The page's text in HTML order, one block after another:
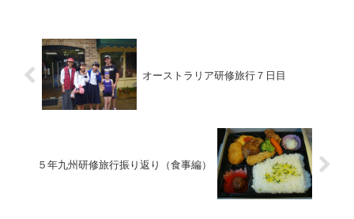
オーストラリア研修旅行７日目
５年九州研修旅行振り返り（食事編）